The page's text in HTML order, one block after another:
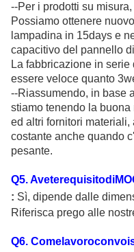
--Per i prodotti su misura,
Possiamo ottenere
lampadina in 15days e
capacitivo del pannello
La fabbricazione in
essere veloce quanto
--Riassumendo, in base
stiamo tenendo la
ed altri fornitori
costante anche quando
pesante.
Q5.
: Sì, dipende dalle
Riferisca prego alle
Q6.